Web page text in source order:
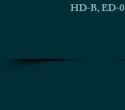
HD-B, ED-0